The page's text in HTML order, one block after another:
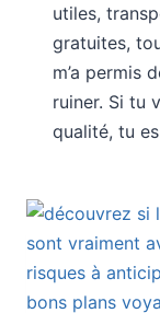
utiles,
gratuites,
m’a permis
ruiner. Si tu
qualité, tu